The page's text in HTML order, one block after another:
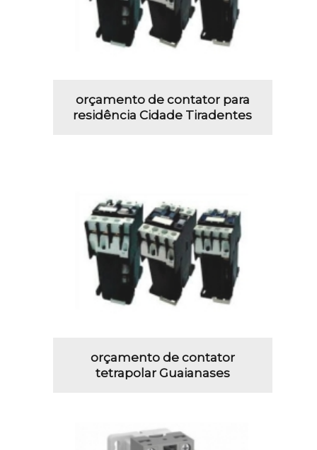
orçamento de contator para
residência Cidade Tiradentes
orçamento de contator
tetrapolar Guaianases